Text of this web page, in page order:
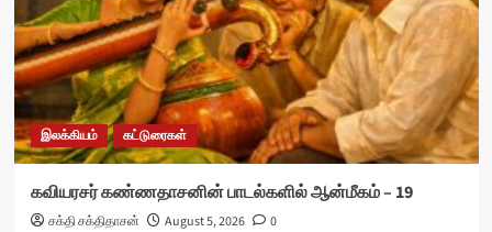
இலக்கியம் கட்டுரைகள்
கவியரசர் கண்ணதாசனின் பாடல்களில் ஆன்மீகம் – 19
சக்தி சக்திதாசன் August 5, 2026 0